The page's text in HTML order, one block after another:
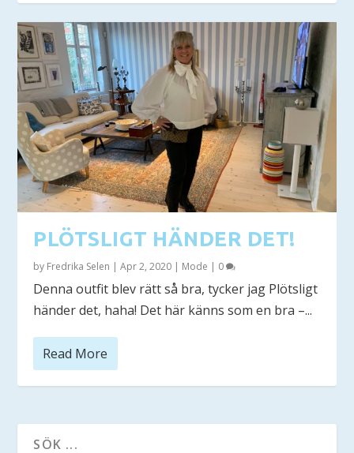
PLÖTSLIGT HÄNDER DET!
by Fredrika Selen |Apr 2, 2020 | Mode | 0
Denna outfit blev rätt så bra, tycker jag Plötsligt
händer det, haha! Det här känns som en bra –...
Read More